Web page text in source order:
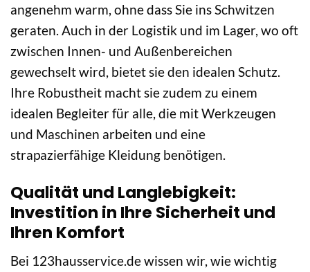
angenehm warm, ohne dass Sie ins Schwitzen
geraten. Auch in der Logistik und im Lager, wo oft
zwischen Innen- und Außenbereichen
gewechselt wird, bietet sie den idealen Schutz.
Ihre Robustheit macht sie zudem zu einem
idealen Begleiter für alle, die mit Werkzeugen
und Maschinen arbeiten und eine
strapazierfähige Kleidung benötigen.
Qualität und Langlebigkeit:
Investition in Ihre Sicherheit und
Ihren Komfort
Bei 123hausservice.de wissen wir, wie wichtig